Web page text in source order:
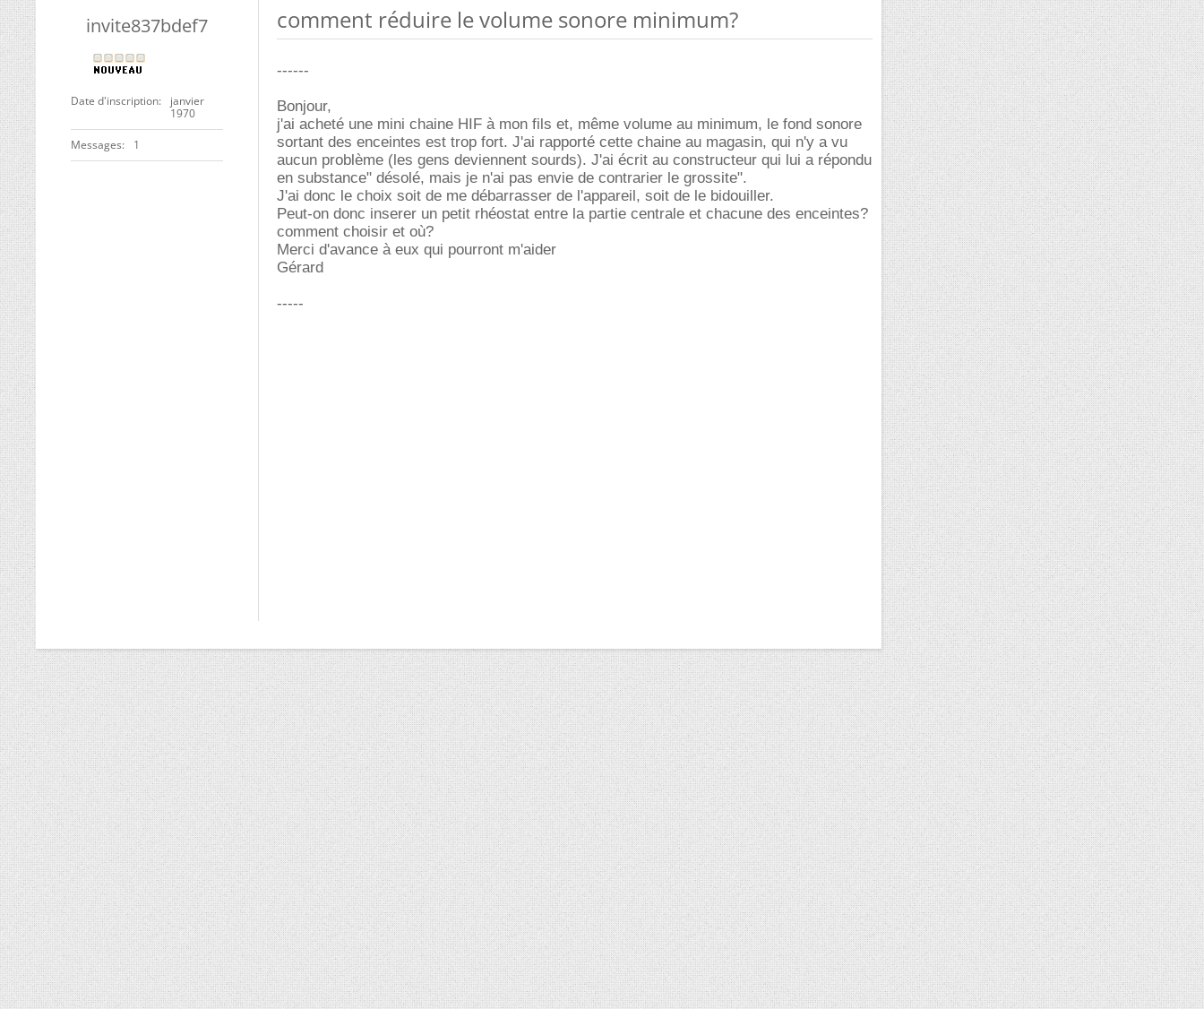
invite837bdef7
Date d'inscription
janvier
1970
Messages 1
comment réduire le volume sonore minimum?
------
Bonjour,
j'ai acheté une mini chaine HIF à mon fils et, même volume au minimum, le fond sonore
sortant des enceintes est trop fort. J'ai rapporté cette chaine au magasin, qui n'y a vu
aucun problème (les gens deviennent sourds). J'ai écrit au constructeur qui lui a répondu
en substance" désolé, mais je n'ai pas envie de contrarier le grossite".
J'ai donc le choix soit de me débarrasser de l'appareil, soit de le bidouiller.
Peut-on donc inserer un petit rhéostat entre la partie centrale et chacune des enceintes?
comment choisir et où?
Merci d'avance à eux qui pourront m'aider
Gérard
-----